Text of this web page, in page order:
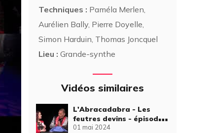
Techniques : Paméla Merlen,
Aurélien Bally, Pierre Doyelle,
Simon Harduin, Thomas Joncquel
Lieu : Grande-synthe
Vidéos similaires
L'Abracadabra - Les
feutres devins - épisode
34
01 mai 2024